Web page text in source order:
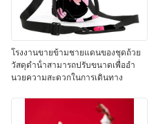
โรงงานขายข้ามชายแดนของชุดถ้วย
วัสดุดําน้ําสามารถปรับขนาดเพื่ออํา
นวยความสะดวกในการเดินทาง